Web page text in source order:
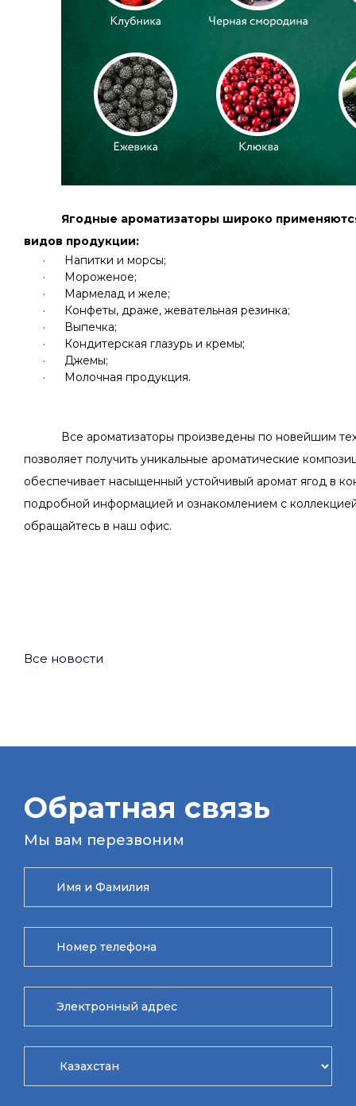
Ягодные ароматизаторы широко
видов продукции:
·
Напитки и морсы;
·
Мороженое;
·
Мармелад и желе;
·
Конфеты, драже, жевательная резинка;
·
Выпечка;
·
Кондитерская глазурь и кремы;
·
Джемы;
·
Молочная продукция.
Все ароматизаторы произведены по новейшим
позволяет получить уникальные ароматические
обеспечивает насыщенный устойчивый аромат ягод в
подробной информацией и ознакомлением с
обращайтесь в наш офис.
Все новости
Обратная связь
Мы вам перезвоним